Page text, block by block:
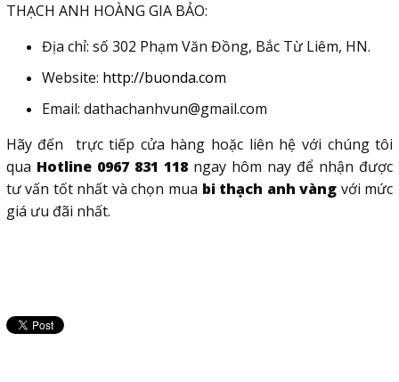
THẠCH ANH HOÀNG GIA BẢO:
Địa chỉ: số 302 Phạm Văn Đồng, Bắc Từ Liêm, HN.
Website: http://buonda.com
Email: dathachanhvun@gmail.com
Hãy đến trực tiếp cửa hàng hoặc liên hệ với chúng tôi
qua Hotline 0967 831 118ngay hôm nay để nhận được
tư vấn tốt nhất và chọn mua bi thạch anh vàng với mức
giá ưu đãi nhất.